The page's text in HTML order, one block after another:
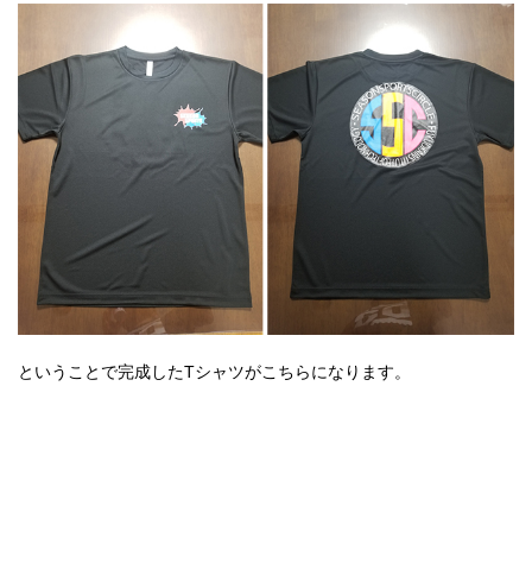
ということで完成したTシャツがこちらになります。